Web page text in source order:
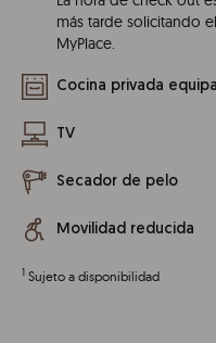
más tarde solicitando
MyPlace.
Cocina privada
TV
Secador de pelo
Movilidad reducida
1 Sujeto a disponibilidad